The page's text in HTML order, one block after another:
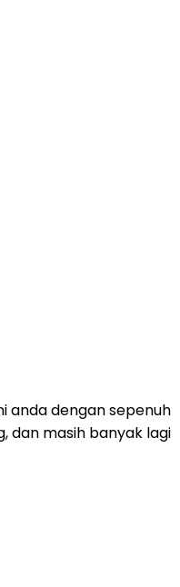
anda dengan sepenuh
dan masih banyak lagi